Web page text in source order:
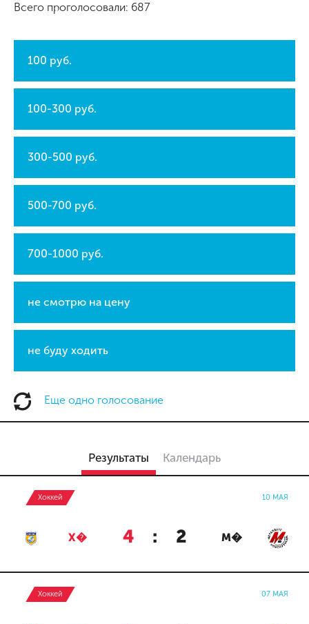
Всего проголосовали: 687
100 руб.
100-300 руб.
300-500 руб.
500-700 руб.
700-1000 руб.
не смотрю на цену
не буду ходить
Еще одно голосование
Результаты Календарь
Хоккей 10 МАЯ
Х� 4 : 2 М�
Хоккей 07 МАЯ